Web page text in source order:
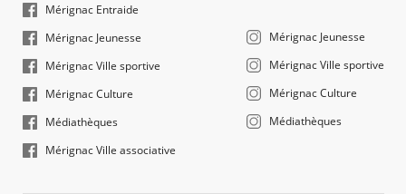
Mérignac Entraide
Mérignac Jeunesse
Mérignac Ville sportive
Mérignac Culture
Médiathèques
Mérignac Ville associative
Mérignac Jeunesse
Mérignac Ville sportive
Mérignac Culture
Médiathèques